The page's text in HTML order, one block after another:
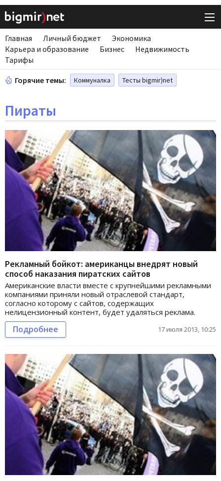
Главная Личный бюджет
Экономика
Карьера и образование
Бизнес
Недвижимость
Тарифы
Горячие темы: Коммуналка Тесты bigmir)net
Пираты
Рекламный бойкот: американцы внедрят новый
способ наказания пиратских сайтов
Американские власти вместе с крупнейшими рекламными
компаниями приняли новый отраслевой стандарт,
согласно которому с сайтов, содержащих
нелицензионный контент, будет удаляться реклама.
Подробнее 17 июля 2013, 10:25